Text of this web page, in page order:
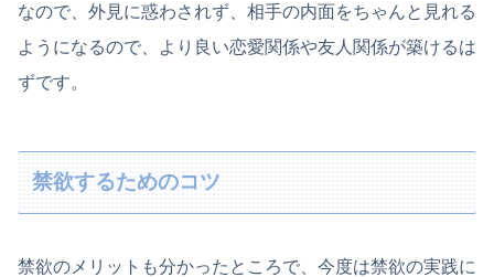
なので、外見に惑わされず、相手の内面をちゃんと見れる
ようになるので、より良い恋愛関係や友人関係が築けるは
ずです。
禁欲するためのコツ
禁欲のメリットも分かったところで、今度は禁欲の実践に